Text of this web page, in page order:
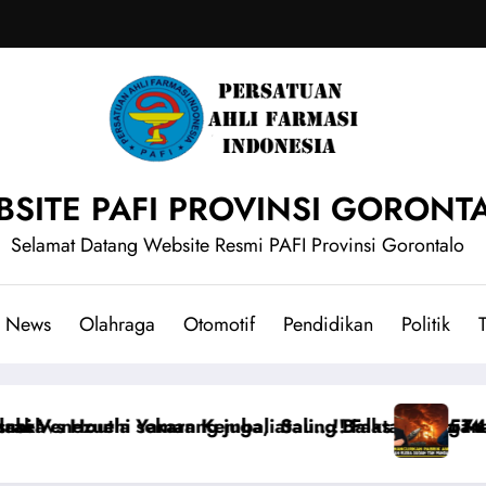
PAFI PROVINSI
Selamat Datang Website Resmi PAFI Provinsi Gorontalo
News Olahraga Otomotif Pendidikan Politik
Perang Amerika Serikat vs Venezuela
& 40 RUDAL BALISTIK HANTAM PABRIK
BURU